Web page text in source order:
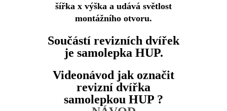
šířka x výška a udává světlost
montážního otvoru.
Součástí revizních dvířek
je samolepka HUP.
Videonávod jak označit
revizní dvířka
samolepkou HUP ?